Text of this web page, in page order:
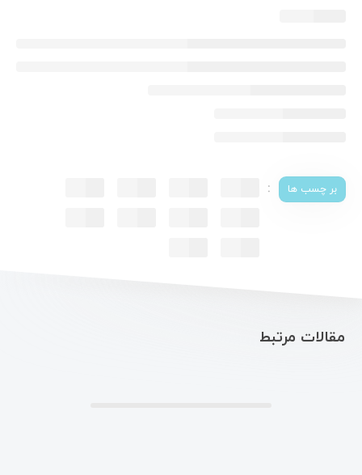
بر چسب ها :
مقالات مرتبط